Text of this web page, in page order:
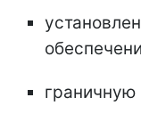
граничную